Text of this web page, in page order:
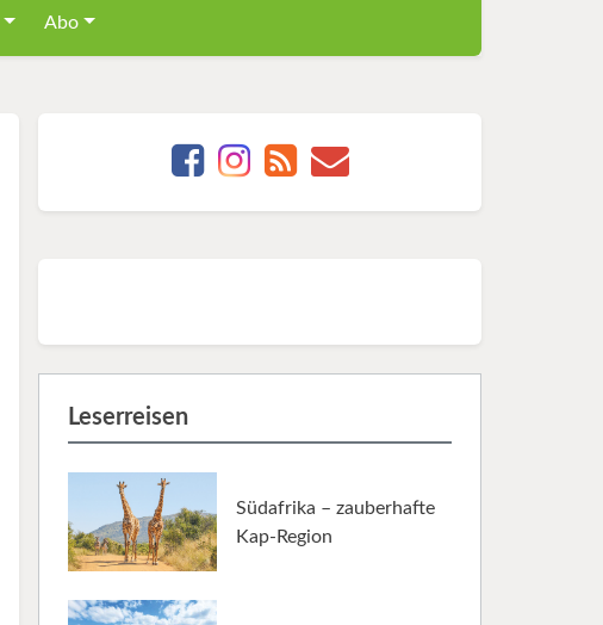
Abo
Leserreisen
Südafrika – zauberhafte
Kap-Region